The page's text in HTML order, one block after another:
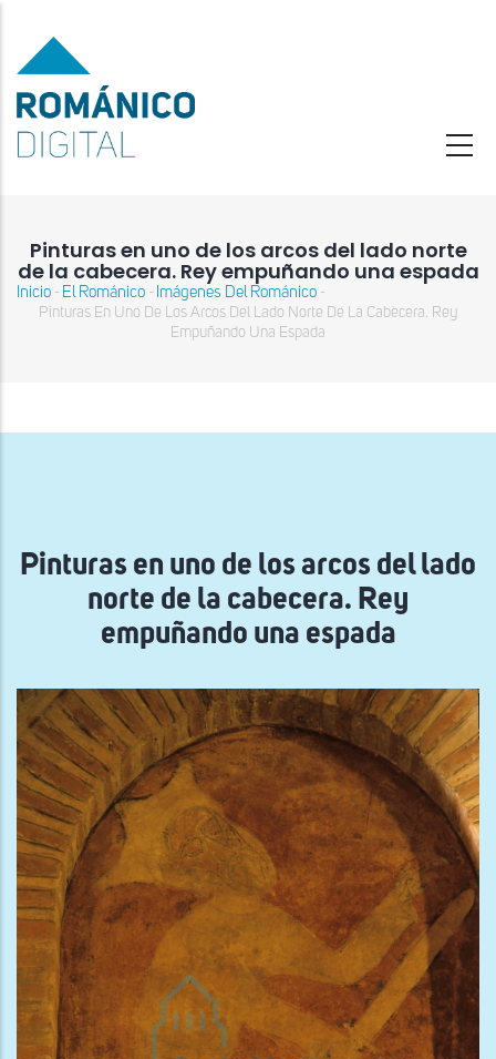
contenido
principal
Pinturas en uno de los arcos del lado norte
de la cabecera. Rey empuñando una espada
Sobrescribir
a
Inicio - El Románico - Imágenes Del Románico -
Pinturas En Uno De Los Arcos Del Lado Norte De La Cabecera. Rey
Empuñando Una Espada
Pinturas en uno de los arcos del lado
norte de la cabecera. Rey
empuñando una espada